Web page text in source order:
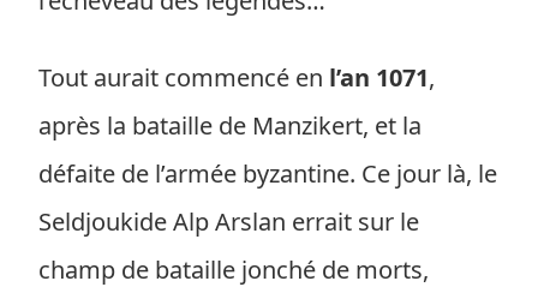
Tout aurait commencé en l’an 1071,
après la bataille de Manzikert, et la
défaite de l’armée byzantine. Ce jour là, le
Seldjoukide Alp Arslan errait sur le
champ de bataille jonché de morts,